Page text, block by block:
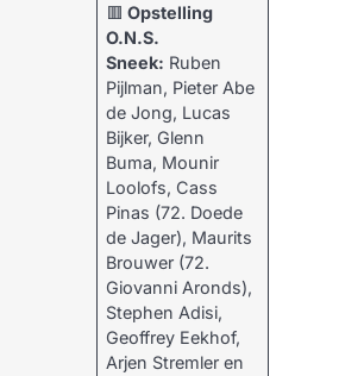
​🟥Opstelling
O.N.S.
Sneek: Ruben
Pijlman, Pieter Abe
de Jong, Lucas
Bijker, Glenn
Buma, Mounir
Loolofs, Cass
Pinas (72. Doede
de Jager), Maurits
Brouwer (72.
Giovanni Aronds),
Stephen Adisi,
Geoffrey Eekhof,
Arjen Stremler en